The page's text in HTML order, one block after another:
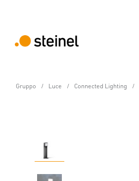
Gruppo Luce Connected Lighting
Caratteristiche